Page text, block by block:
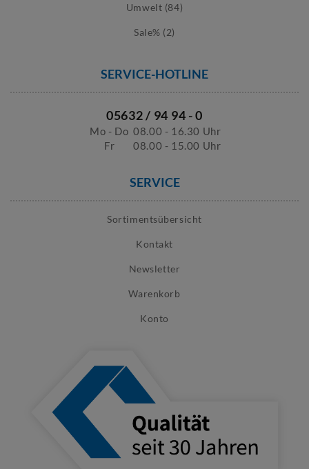
Umwelt (84)
Sale% (2)
SERVICE-HOTLINE
05632 / 94 94 - 0
Mo - Do 08.00 - 16.30 Uhr
Fr
08.00 - 15.00 Uhr
SERVICE
Sortimentsübersicht
Kontakt
Newsletter
Warenkorb
Konto